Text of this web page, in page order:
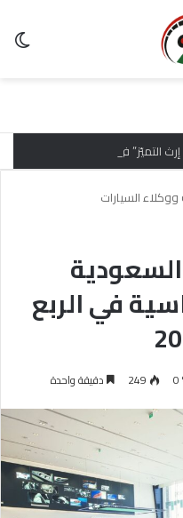
ووكلاء السيارات
في الربع
0
249 دقيقة واحدة